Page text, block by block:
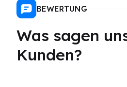
BEWERTUNG
Was sagen
Kunden?